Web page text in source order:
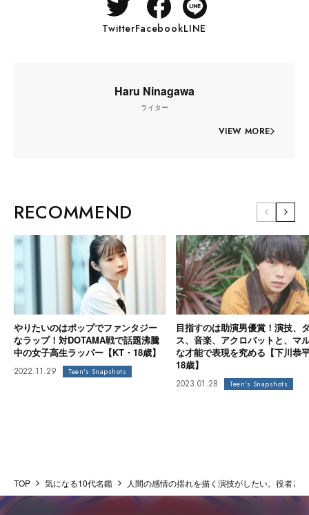
TwitterFacebookLINE
Haru Ninagawa
ライター
VIEW MORE
RECOMMEND
やりたいのはポップでファンタジー
なラップ！対DOTAMA戦で話題沸騰
中の女子高生ラッパー【KT・18歳】
2022.11.29 Teen's Snapshots
目指すのは助演男優賞！演技、
ス、音楽、アクロバットと、マ
な才能で表現を究める【下川恭
18歳】
2023.01.28 Teen's Snapshots
TOP 気になる10代名鑑 人間の感情の揺れを描く演技がしたい。役者と